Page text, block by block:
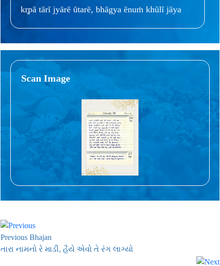
kr̥pā tārī jyārē ūtarē, bhāgya ēnuṁ khūlī jāya
Scan Image
Previous Bhajan
તારા નામનો રે માડી, હૈયે એવો તે રંગ લાગ્યો